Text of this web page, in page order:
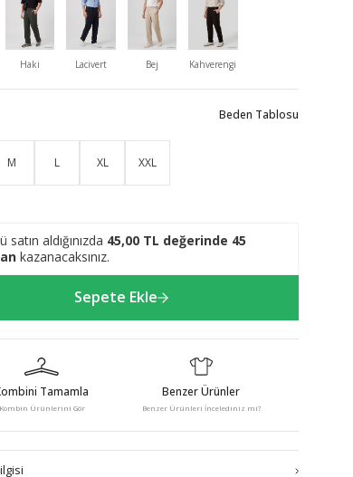
Haki Lacivert Bej Kahverengi
Beden Tablosu
M L XL XXL
satın aldığınızda 45,00 TL değerinde 45
kazanacaksınız.
Sepete Ekle
Tamamla
Kombin Ürünlerini Gör
Benzer Ürünler
Benzer Ürünleri İncelediniz mi?